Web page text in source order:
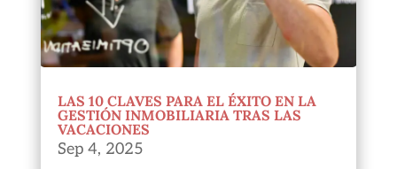
LAS 10 CLAVES PARA EL ÉXITO EN LA
GESTIÓN INMOBILIARIA TRAS LAS
VACACIONES
Sep 4, 2025